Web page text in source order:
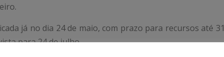
já no dia 24 de maio, com prazo para recursos até 31
para 24 de julho.